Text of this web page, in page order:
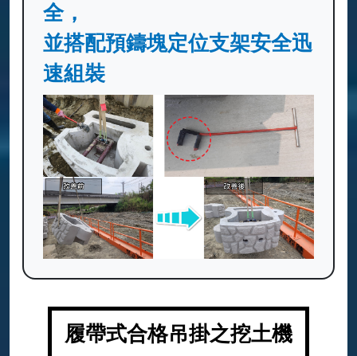
全，
並搭配預鑄塊定位支架安全迅
速組裝
履帶式合格吊掛之挖土機